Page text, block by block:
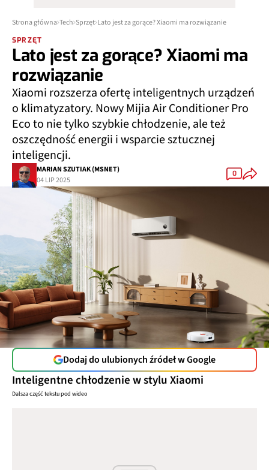
Strona główna Tech Sprzęt Lato jest za gorące? Xiaomi ma rozwiązanie
SPRZĘT
Lato jest za gorące? Xiaomi ma
rozwiązanie
Xiaomi rozszerza ofertę inteligentnych urządzeń
o klimatyzatory. Nowy Mijia Air Conditioner Pro
Eco to nie tylko szybkie chłodzenie, ale też
oszczędność energii i wsparcie sztucznej
inteligencji.
MARIAN SZUTIAK (MSNET)
04 LIP 2025
0
Dodaj do ulubionych źródeł w Google
Inteligentne chłodzenie w stylu Xiaomi
Dalsza część tekstu pod wideo